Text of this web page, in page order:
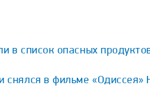
в список опасных
снялся в фильме «Одиссея»